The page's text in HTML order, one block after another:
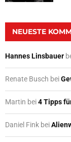
NEUESTE
Hannes Linsbauer
Renate Busch bei
Martin bei4 Tipps
Daniel Fink bei